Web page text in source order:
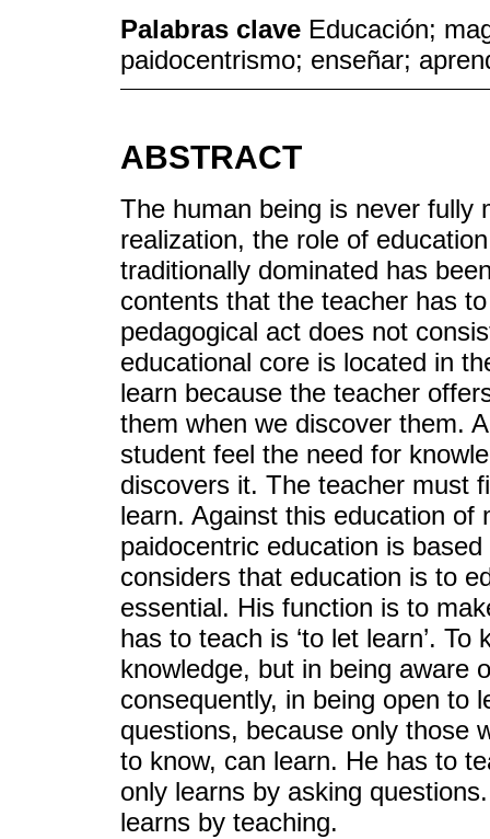
Palabras clave Educación;
paidocentrismo; enseñar;
ABSTRACT
The human being is never fully
realization, the role of
traditionally dominated has
contents that the teacher has
pedagogical act does not
educational core is located in
learn because the teacher
them when we discover them.
student feel the need for
discovers it. The teacher must
learn. Against this education of
paidocentric education is
considers that education is to
essential. His function is to
has to teach is ‘to let learn’.
knowledge, but in being aware
consequently, in being open to
questions, because only those
to know, can learn. He has to
only learns by asking
learns by teaching.